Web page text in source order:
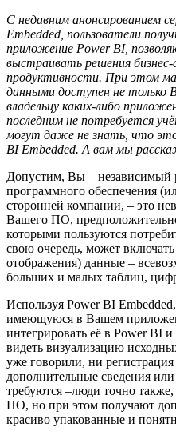
С недавним анонсированием
Embedded, пользователи
приложение Power BI,
выстраивать решения
продуктивности. При этом
данными доступен не только
владельцу каких-либо
последним не потребуется
могут даже не знать, что
BI Embedded. А вам мы
Допустим, Вы – независимый
программного обеспечения
сторонней компании, – это
Вашего ПО,
которыми пользуются
свою очередь, может
отображения) данные –
больших и малых таблиц,
Используя Power BI
имеющуюся в Вашем
интегрировать её в Power BI
видеть визуализацию
уже говорили, ни
дополнительные сведения
требуются –люди точно
ПО, но при этом получают
красиво упакованные и